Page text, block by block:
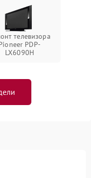
телевизора
PDP-
LX6090H